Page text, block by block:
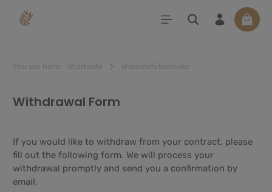
Withdrawal Form
If you would like to withdraw from your contract, please
fill out the following form. We will process your
withdrawal promptly and send you a confirmation by
email.